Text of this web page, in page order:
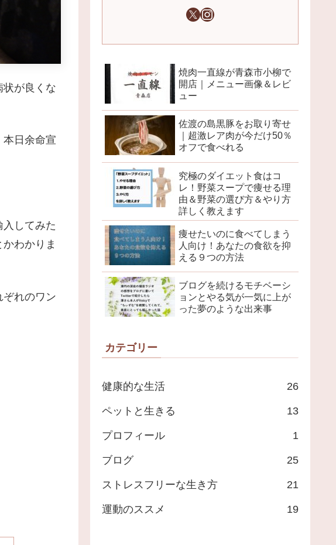
が良くな
本日余命宣
してみた
わかりま
ぞれのワン
焼肉一直線が青森市小柳で
開店｜メニュー画像＆レビ
ュー
佐渡の島黒豚をお取り寄せ
｜超激レア肉が今だけ50％
オフで食べれる
究極のダイエット食はコ
レ！野菜スープで痩せる理
由＆野菜の選び方＆やり方
詳しく教えます
痩せたいのに食べてしまう
人向け！あなたの食欲を抑
える９つの方法
ブログを続けるモチベーシ
ョンとやる気が一気に上が
った夢のような出来事
カテゴリー
健康的な生活 26
ペットと生きる 13
プロフィール 1
ブログ 25
ストレスフリーな生き方 21
運動のススメ 19